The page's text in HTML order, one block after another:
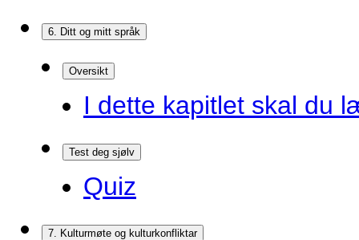
6. Ditt og mitt språk
Oversikt
I dette kapitlet skal du
Test deg sjølv
Quiz
7. Kulturmøte og kulturkonfliktar